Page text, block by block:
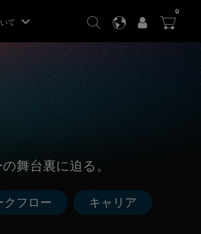
て  SEARCH
LANGUAGE
USER

0ITEMS
舞台裏に迫る。
クフロー キャリア